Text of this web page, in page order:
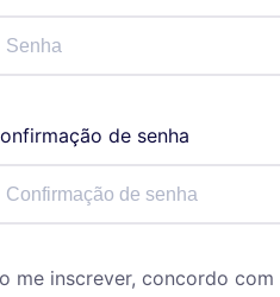
de senha
me inscrever, concordo